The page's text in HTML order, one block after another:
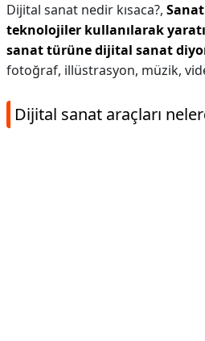
Dijital sanat nedir kısaca?,
teknolojiler kullanılarak
sanat türüne dijital sanat
fotoğraf, illüstrasyon, müzik,
Dijital sanat araçları